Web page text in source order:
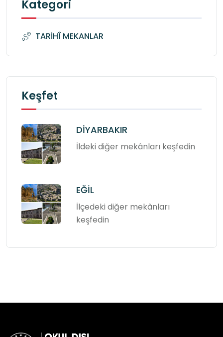
Kategori
TARİHÎ MEKANLAR
Keşfet
DİYARBAKIR
İldeki diğer mekânları keşfedin
EĞİL
İlçedeki diğer mekânları
keşfedin